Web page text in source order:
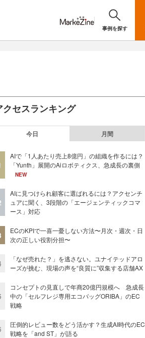
事例を探す
クセスランキング
今日 月間
AIで「1人あたり売上8億円」の組織を作るには？
「Yunth」展開のAiロボティクス、急成長の裏側
NEW
AIに見つけられ顧客に選ばれるには？アクセンチ
ュアに聞く、3段階の「エージェンティックコマ
ース」対応
ECのKPIで一喜一憂しない方法〜月次・週次・日
次の正しい役割分担〜
「なぜ売れた？」を逃さない。ユナイテッドアロ
ーズが挑む、現場の声を“良質に”収集する店舗AX
コンセプトの見直しで年商20億円規模へ 急成長
中の「セルフレジ専用エコバッグORIBA」のEC
戦略
圧倒的レビュー数をどう活かす？生成AI時代のEC
戦略を「and ST」が語る